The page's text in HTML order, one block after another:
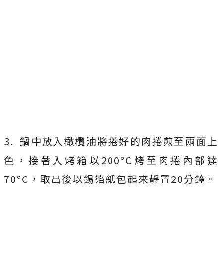
3. 鍋中放入橄欖油將捲好的肉捲煎至兩面上
色，接著入烤箱以200°C烤至肉捲內部達
70°C，取出後以錫箔紙包起來靜置20分鐘。